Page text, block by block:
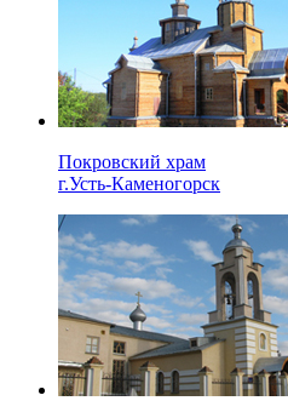
Покровский храм
г.Усть-Каменогорск